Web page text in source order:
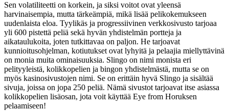
Sen volatiliteetti on korkein, ja siksi voitot ovat yleensä
harvinaisempia, mutta tärkeämpiä, mikä lisää pelikokemukseen
uudenlaista eloa. Tyylikäs ja progressiivinen verkkosivusto tarjoaa
yli 600 pistettä peliä sekä hyvän yhdistelmän portteja ja
aikataulukoita, joten tutkittavaa on paljon. He tarjoavat
kunnioitusohjelman, kotiutukset ovat lyhyitä ja pelaajia miellyttävinä
on monia muita ominaisuuksia. Slingo on nimi monista eri
pelityyleistä, kolikkopelien ja bingon yhdistelmästä, mutta se on
myös kasinosivustojen nimi. Se on erittäin hyvä Slingo ja sisältää
sivuja, joissa on jopa 250 peliä. Nämä sivustot tarjoavat itse asiassa
kolikkopelien lisäosan, jota voit käyttää Eye from Horuksen
pelaamiseen!